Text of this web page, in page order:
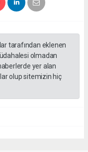
tarafından eklenen
olmadan
yer alan
olup sitemizin hiç